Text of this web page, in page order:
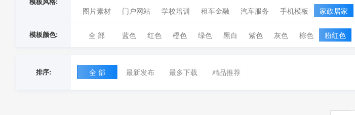
图片素材
门户网站 学校培训 租车金融 汽车服务 手机模板 家政居家
模板颜色: 全 部 蓝色 红色 橙色 绿色 黑白 紫色 灰色 棕色 粉红色
排序: 全 部 最新发布 最多下载 精品推荐